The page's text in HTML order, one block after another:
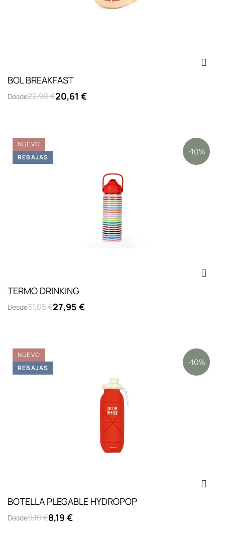
BOL BREAKFAST
Desde22,90 €20,61 €
TERMO DRINKING
Desde31,05 €27,95 €
NUEVO
-10%
REBAJAS
BOTELLA PLEGABLE HYDROPOP
Desde9,10 €8,19 €
NUEVO
-10%
REBAJAS